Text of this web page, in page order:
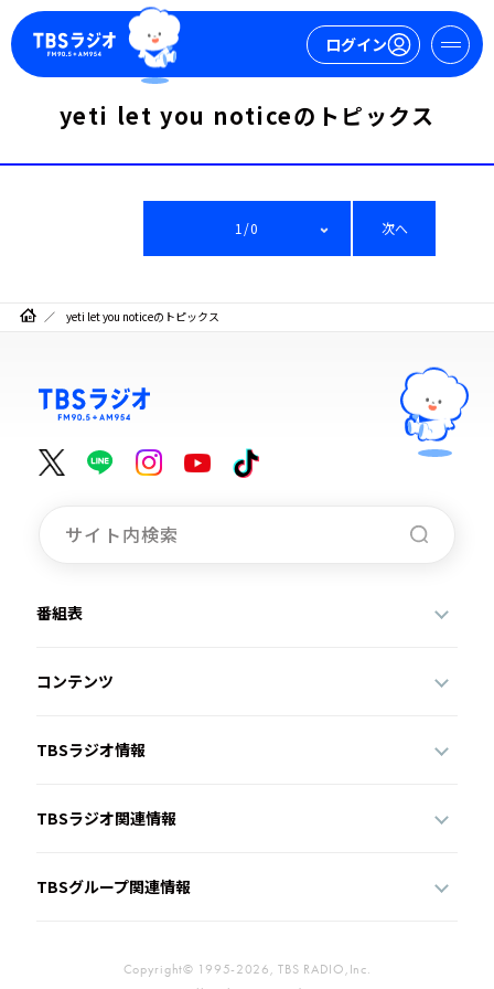
ログイン
今日の番組表
週間番組表
トピックス
TBS Podcast
イベント・グッズ
yeti let you noticeのトピックス
1/0 次へ
yeti let you noticeのトピックス
番組表
コンテンツ
TBSラジオ情報
TBSラジオ関連情報
TBSグループ関連情報
Copyright© 1995-2026, TBS RADIO,Inc.